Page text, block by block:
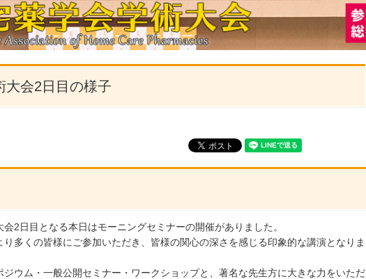
大会2日目の様子
会2日目となる本日はモーニングセミナーの開催がありました。
り多くの皆様にご参加いただき、皆様の関心の深さを感じる印象的な講演となりま
ジウム・一般公開セミナー・ワークショップと、著名な先生方に大きな力をいただ